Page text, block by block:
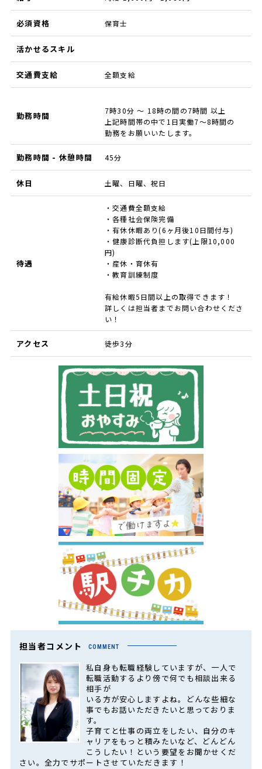
必須資格 保育士
活かせるスキル
交通費支給 全額支給
勤務時間
7時30分 ～ 18時の間の7時間 以上
上記時間帯の中で1日実働7～8時間の
勤務をお願いいたします。
勤務時間 - 休憩時間 45分
休日 土曜、日曜、祝日
待遇
・交通費全額支給
・各種社会保険完備
・有休休暇あり(6ヶ月後10日間付与)
・健康診断代負担します(上限10,000
円)
・産休・育休有
・教育訓練制度
有給休暇5日間以上の取得できます！
詳しくは担当者までお問い合わせくださ
い！
アクセス 徒歩3分
担当者コメント COMMENT
私自身も転職経験していますが、一人で
転職活動するより傍で何でも相談出来る
相手が
いる方が安心しますよね。どんな些細な
事でもお話いただきたいと思っておりま
す。
子育てと仕事の両立をしたい、自分のキ
ャリアをもっと積みたいなど、どんどん
こうしたい！という要望をお聞かせくだ
さい。全力でサポートさせていただきます！